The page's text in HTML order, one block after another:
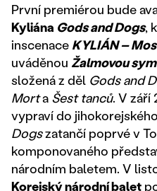
První premiérou bude
Kyliána Gods and Dogs,
inscenace KYLIÁN –
uváděnou Žalmovou
složená z děl Gods and
Morta Šest tanců. V září
vypraví do
Dogszatančí poprvé v
komponovaného
národním baletem. V
Korejský národní balet